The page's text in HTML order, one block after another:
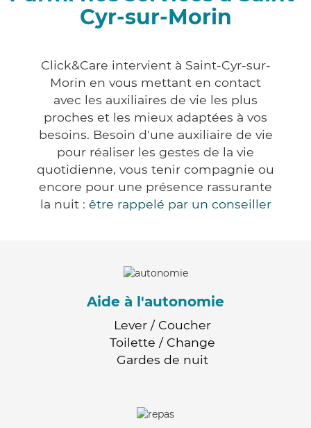
Cyr-sur-Morin
Click&Care intervient à Saint-Cyr-sur-
Morin en vous mettant en contact
avec les auxiliaires de vie les plus
proches et les mieux adaptées à vos
besoins. Besoin d'une auxiliaire de vie
pour réaliser les gestes de la vie
quotidienne, vous tenir compagnie ou
encore pour une présence rassurante
la nuit : être rappelé par un conseiller
Aide à l'autonomie
Lever / Coucher
Toilette / Change
Gardes de nuit